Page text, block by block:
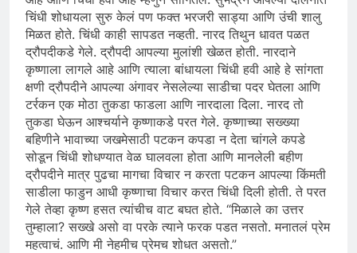
चिंधी शोधायला सुरु केलं पण फक्त भरजरी साड्या आणि उंची शालु
मिळत होते. चिंधी काही सापडत नव्हती. नारद तिथुन धावत पळत
द्रौपदीकडे गेले. द्रौपदी आपल्या मुलांशी खेळत होती. नारदाने
कृष्णाला लागले आहे आणि त्याला बांधायला चिंधी हवी आहे हे सांगता
क्षणी द्रौपदीने आपल्या अंगावर नेसलेल्या साडीचा पदर घेतला आणि
टर्रकन एक मोठा तुकडा फाडला आणि नारदाला दिला. नारद तो
तुकडा घेऊन आश्चर्याने कृष्णाकडे परत गेले. कृष्णाच्या सख्ख्या
बहिणीने भावाच्या जखमेसाठी पटकन कपडा न देता चांगले कपडे
सोडून चिंधी शोधण्यात वेळ घालवला होता आणि मानलेली बहीण
द्रौपदीने मात्र पुढचा मागचा विचार न करता पटकन आपल्या किंमती
साडीला फाडुन आधी कृष्णाचा विचार करत चिंधी दिली होती. ते परत
गेले तेव्हा कृष्ण हसत त्यांचीच वाट बघत होते. “मिळाले का उत्तर
तुम्हाला? सख्खे असो वा परके त्याने फरक पडत नसतो. मनातलं प्रेम
महत्वाचं. आणि मी नेहमीच प्रेमच शोधत असतो.”